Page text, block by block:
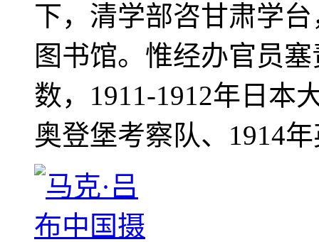
下，清学部咨甘肃学
图书馆。惟经办官员
数，1911-1912年日本
奥登堡考察队、1914